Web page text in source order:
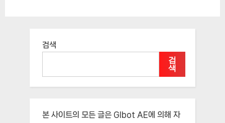
검색
검
색
본 사이트의 모든 글은 Glbot AE에 의해 자